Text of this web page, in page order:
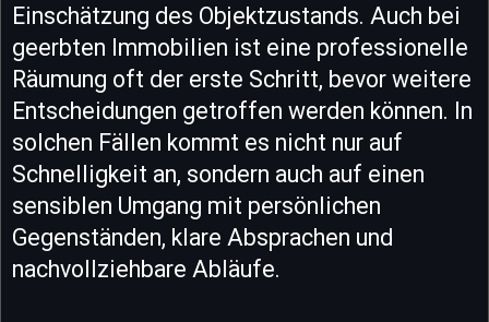
Einschätzung des Objektzustands. Auch bei
geerbten Immobilien ist eine professionelle
Räumung oft der erste Schritt, bevor weitere
Entscheidungen getroffen werden können. In
solchen Fällen kommt es nicht nur auf
Schnelligkeit an, sondern auch auf einen
sensiblen Umgang mit persönlichen
Gegenständen, klare Absprachen und
nachvollziehbare Abläufe.